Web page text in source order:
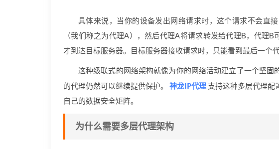
具体来说，当你的设备发出网络请求时，这个请求不会直
（我们称之为代理A），然后代理A将请求转发给代理B，代理
才到达目标服务器。目标服务器接收请求时，只能看到最后一个
这种级联式的网络架构就像为你的网络活动建立了一个坚
的代理仍然可以继续提供保护。
神龙IP代理 支持这种多层代理配
自己的数据安全矩阵。
为什么需要多层代理架构